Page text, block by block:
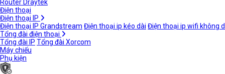
Router Draytek
Điện thoại
Điện thoại IP
Điện thoại IP Grandstream Điện thoại ip kéo dài Điện thoại ip wifi không
Tổng đài điện thoại
Tổng đài IP Tổng đài Xorcom
Máy chiếu
Phụ kiện